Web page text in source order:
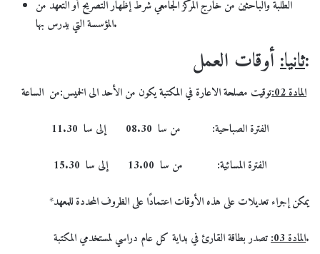
الطلبة والباحثين من خارج المركز الجامعي شرط إظهار التصريح أو التعهد من
المؤسسة التي يدرس بها.
ثانيا:أوقات العمل:
المادة 02: توقيت مصلحة الاعارة في المكتبة يكون من الأحد الى الخميس:من الساعة
الفترة الصباحية: من سا 08.30 إلى سا 11.30
الفترة المسائية: من سا 13.00 إلى سا 15.30
*يمكن إجراء تعديلات على هذه الأوقات اعتمادًا على الظروف المحددة للمعهد
المادة 03:تصدر بطاقة القارئ في بداية كل عام دراسي لمستخدمي المكتبة.